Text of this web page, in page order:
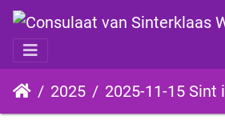
2025 2025-11-15 Sint intocht